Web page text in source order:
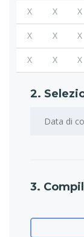
X X X
X X X
X X X
2.
3.